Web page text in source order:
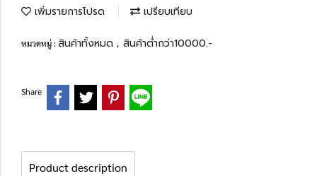
เพิ่มรายการโปรด เปรียบเทียบ
หมวดหมู่ :สินค้าทั้งหมด , สินค้าต่ำกว่า10000.-
Share
Product description